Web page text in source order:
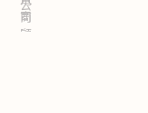
商
顧
公
司
·